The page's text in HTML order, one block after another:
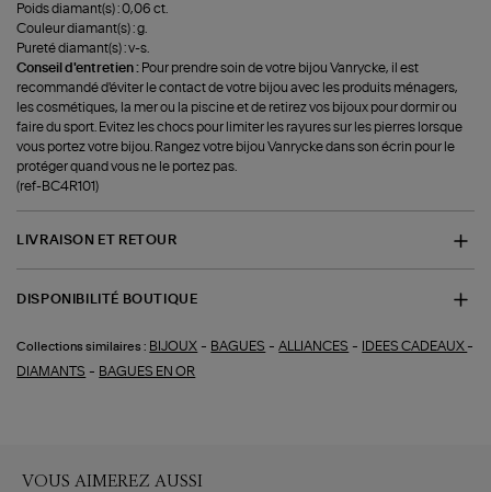
Poids diamant(s) : 0,06 ct.
Couleur diamant(s) : g.
Pureté diamant(s) : v-s.
Conseil d'entretien : Pour prendre soin de votre bijou Vanrycke, il est
recommandé d'éviter le contact de votre bijou avec les produits ménagers,
les cosmétiques, la mer ou la piscine et de retirez vos bijoux pour dormir ou
faire du sport. Evitez les chocs pour limiter les rayures sur les pierres lorsque
vous portez votre bijou. Rangez votre bijou Vanrycke dans son écrin pour le
protéger quand vous ne le portez pas.
(ref-BC4R101)
LIVRAISON ET RETOUR
DISPONIBILITÉ BOUTIQUE
Collections similaires : BIJOUX - BAGUES -ALLIANCES - IDEES CADEAUX -
DIAMANTS - BAGUES EN OR
VOUS AIMEREZ AUSSI